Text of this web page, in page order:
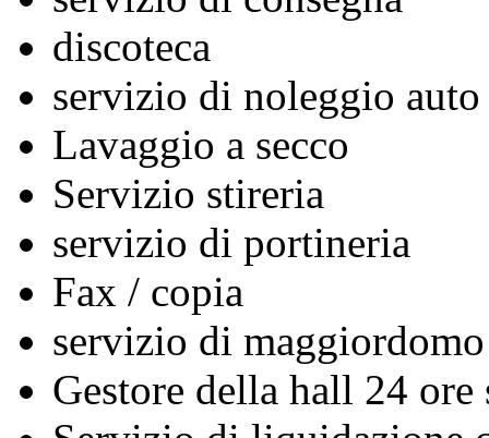
discoteca
servizio di noleggio auto
Lavaggio a secco
Servizio stireria
servizio di portineria
Fax / copia
servizio di maggiordomo
Gestore della hall 24 ore